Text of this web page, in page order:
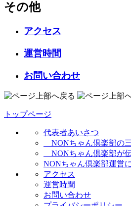
その他
アクセス
運営時間
お問い合わせ
トップページ
代表者あいさつ
NONちゃん倶楽部の
NONちゃん倶楽部が
NONちゃん倶楽部運営
アクセス
運営時間
お問い合わせ